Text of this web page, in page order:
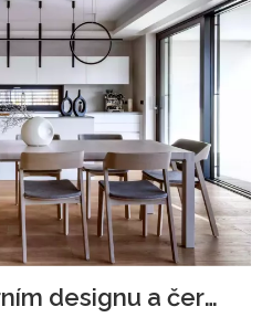
Kuchyně v moderním designu a černobílé kombinaci